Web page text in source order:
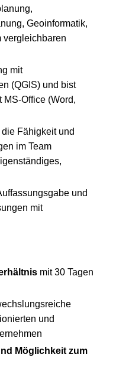
Geoinformatik,
vergleichbaren
mit
(QGIS) und bist
MS-Office (Word,
Fähigkeit und
im Team
und
mit
mit 30 Tagen
und
Möglichkeit zum